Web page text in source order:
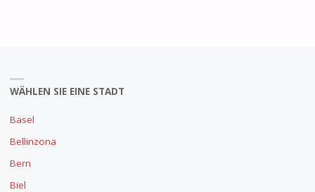
WÄHLEN SIE EINE STADT
Basel
Bellinzona
Bern
Biel